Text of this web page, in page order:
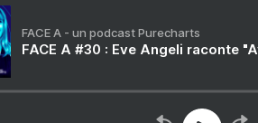
FACE A - un podcast Purecharts
FACE A #30 : Eve Angeli raconte